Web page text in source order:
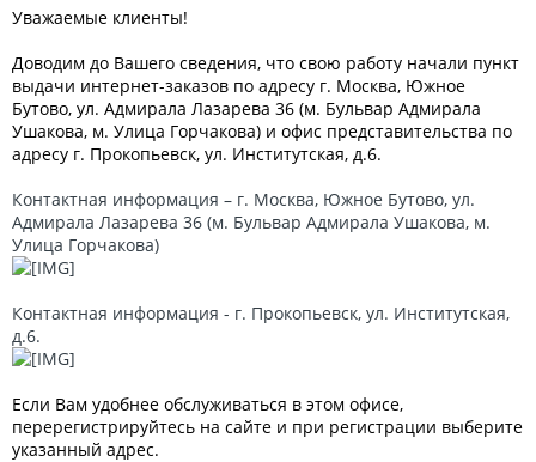
Уважаемые клиенты!
Доводим до Вашего сведения, что свою работу начали пункт
выдачи интернет-заказов по адресу г. Москва, Южное
Бутово, ул. Адмирала Лазарева 36 (м. Бульвар Адмирала
Ушакова, м. Улица Горчакова) и офис представительства по
адресу г. Прокопьевск, ул. Институтская, д.6.
Контактная информация – г. Москва, Южное Бутово, ул.
Адмирала Лазарева 36 (м. Бульвар Адмирала Ушакова, м.
Улица Горчакова)
Контактная информация - г. Прокопьевск, ул. Институтская,
д.6.
Если Вам удобнее обслуживаться в этом офисе,
перерегистрируйтесь на сайте и при регистрации выберите
указанный адрес.